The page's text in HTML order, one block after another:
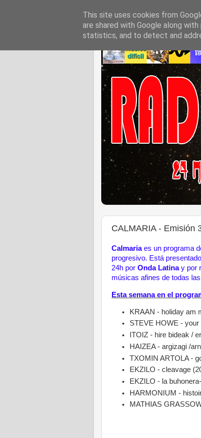
CALMARIA - Emisión
Calmaria es un programa
progresivo. Está
24h por Onda Latina y por
músicas afines de todas
Esta semana en el
KRAAN - holiday am
STEVE HOWE -
ITOIZ - hire bideak /
HAIZEA - argizagi /
TXOMIN ARTOLA -
EKZILO - cleavage
EKZILO - la
HARMONIUM -
MATHIAS
This site uses cookies from
are shared with Google along
statistics, and to detect and